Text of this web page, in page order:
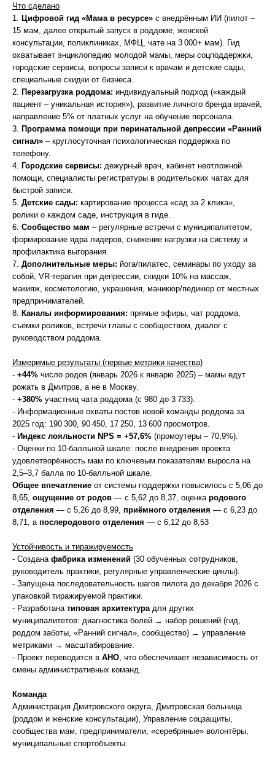
Что сделано
1.
Цифровой гид «Мама в ресурсе» с внедрённым ИИ (пилот –
15 мам, далее открытый запуск в роддоме, женской
консультации, поликлиниках, МФЦ, чате на 3 000+ мам). Гид
охватывает энциклопедию молодой мамы, меры соцподдержки,
городские сервисы, вопросы записи к врачам и детские сады,
специальные скидки от бизнеса.
2.
Перезагрузка роддома: индивидуальный подход («каждый
пациент – уникальная история»), развитие личного бренда врачей,
направление 5% от платных услуг на обучение персонала.
3.
Программа помощи при перинатальной депрессии «Ранний
сигнал» – круглосуточная психологическая поддержка по
телефону.
4.
Городские сервисы: дежурный врач, кабинет неотложной
помощи, специалисты регистратуры в родительских чатах для
быстрой записи.
5. Детские сады: картирование процесса «сад за 2 клика»,
ролики о каждом саде, инструкция в гиде.
6. Сообщество мам – регулярные встречи с муниципалитетом,
формирование ядра лидеров, снижение нагрузки на систему и
профилактика выгорания.
7. Дополнительные меры: йога/пилатес, семинары по уходу за
собой, VR‑терапия при депрессии, скидки 10% на массаж,
макияж, косметологию, украшения, маникюр/педикюр от местных
предпринимателей.
8.
Каналы информирования: прямые эфиры, чат роддома,
съёмки роликов, встречи главы с сообществом, диалог с
руководством роддома.
Измеримые результаты (первые метрики качества)
- +44% число родов (январь 2026 к январю 2025) – мамы едут
рожать в Дмитров, а не в Москву.
- +380% участниц чата роддома (с 980 до 3 733).
- Информационные охваты постов новой команды роддома за
2025 год: 190 300, 90 450, 17 250, 13 600 просмотров.
- Индекс лояльности NPS = +57,6% (промоутеры – 70,9%).
- Оценки по 10-балльной шкале: после внедрения проекта
удовлетворённость мам по ключевым показателям выросла на
2,5–3,7 балла по 10-балльной шкале.
Общее впечатление от системы поддержки повысилось с 5,06 до
8,65, ощущение от родов — с 5,62 до 8,37, оценка родового
отделения — с 5,26 до 8,99, приёмного отделения — с 6,23 до
8,71, а послеродового отделения — с 6,12 до 8,53
Устойчивость и тиражируемость
- Создана фабрика изменений (30 обученных сотрудников,
руководитель практики, регулярные управленческие циклы).
- Запущена последовательность шагов пилота до декабря 2026 с
упаковкой тиражируемой практики.
- Разработана типовая архитектура для других
муниципалитетов: диагностика болей → набор решений (гид,
роддом заботы, «Ранний сигнал», сообщество) → управление
метриками → масштабирование.
- Проект переводится в АНО , что обеспечивает независимость от
смены административных команд.
Команда
Администрация Дмитровского округа, Дмитровская больница
(роддом и женские консультации), Управление соцзащиты,
сообщества мам, предприниматели, «серебряные» волонтёры,
муниципальные спортобъекты.